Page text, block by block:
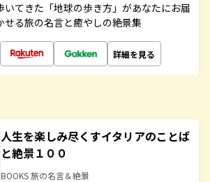
いてきた「地球の歩き方」があなたにお届
せる旅の名言と癒やしの絶景集
詳細を見る
人生を楽しみ尽くすイタリアのことば
と絶景１００
BOOKS 旅の名言＆絶景